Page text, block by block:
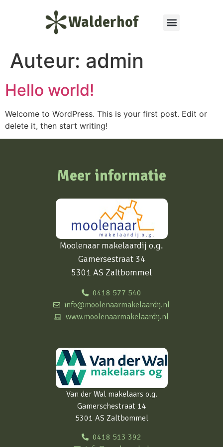
Walderhof
Auteur: admin
Hello world!
Welcome to WordPress. This is your first post. Edit or
delete it, then start writing!
Meer informatie
Moolenaar makelaardij o.g.
Gamersestraat 34
5301 AS Zaltbommel
0418 577 540
info@moolenaarmakelaardij.nl
www.moolenaarmakelaardij.nl
Van der Wal makelaars o.g.
Gamerschestraat 14
5301 AS Zaltbommel
0418 513 392